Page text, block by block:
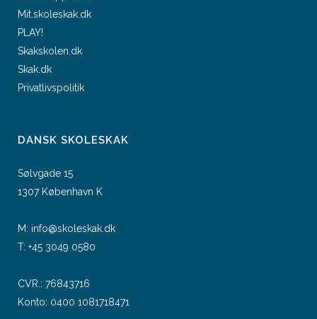
Mit.skoleskak.dk
PLAY!
Skakskolen.dk
Skak.dk
Privatlivspolitik
DANSK SKOLESKAK
Sølvgade 15
1307 København K
M: info@skoleskak.dk
T: +45 3049 0580
CVR.: 76843716
Konto: 0400 1081718471